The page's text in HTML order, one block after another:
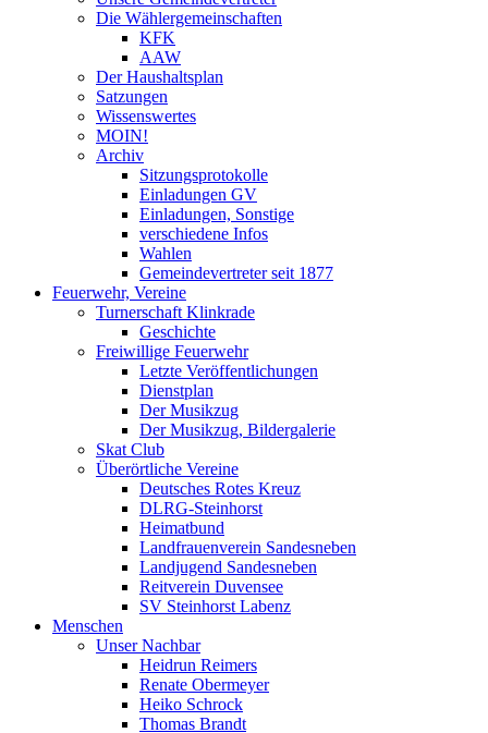
Die Wählergemeinschaften
KFK
AAW
Der Haushaltsplan
Satzungen
Wissenswertes
MOIN!
Archiv
Sitzungsprotokolle
Einladungen GV
Einladungen, Sonstige
verschiedene Infos
Wahlen
Gemeindevertreter seit 1877
Feuerwehr, Vereine
Turnerschaft Klinkrade
Geschichte
Freiwillige Feuerwehr
Letzte Veröffentlichungen
Dienstplan
Der Musikzug
Der Musikzug, Bildergalerie
Skat Club
Überörtliche Vereine
Deutsches Rotes Kreuz
DLRG-Steinhorst
Heimatbund
Landfrauenverein Sandesneben
Landjugend Sandesneben
Reitverein Duvensee
SV Steinhorst Labenz
Menschen
Unser Nachbar
Heidrun Reimers
Renate Obermeyer
Heiko Schrock
Thomas Brandt